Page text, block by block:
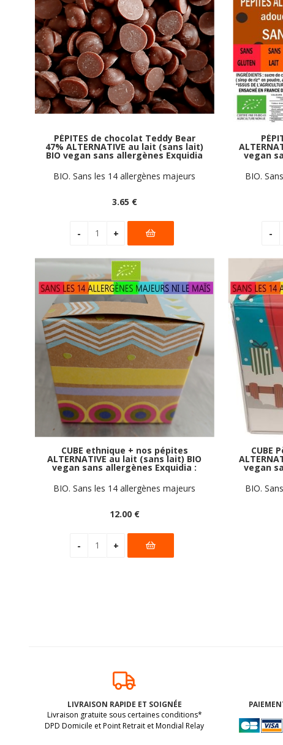
PÉPITES de chocolat Teddy Bear
47% ALTERNATIVE au lait (sans lait)
BIO vegan sans allergènes Exquidia
BIO. Sans les 14 allergènes majeurs
3.65 €
vegan
BIO.
CUBE ethnique + nos pépites
ALTERNATIVE au lait (sans lait) BIO
vegan sans allergènes Exquidia :
225g
BIO. Sans les 14 allergènes majeurs
12.00 €
CUBE
vegan
BIO.
LIVRAISON RAPIDE ET SOIGNÉE
Livraison gratuite sous certaines conditions*
DPD Domicile et Point Retrait et Mondial Relay